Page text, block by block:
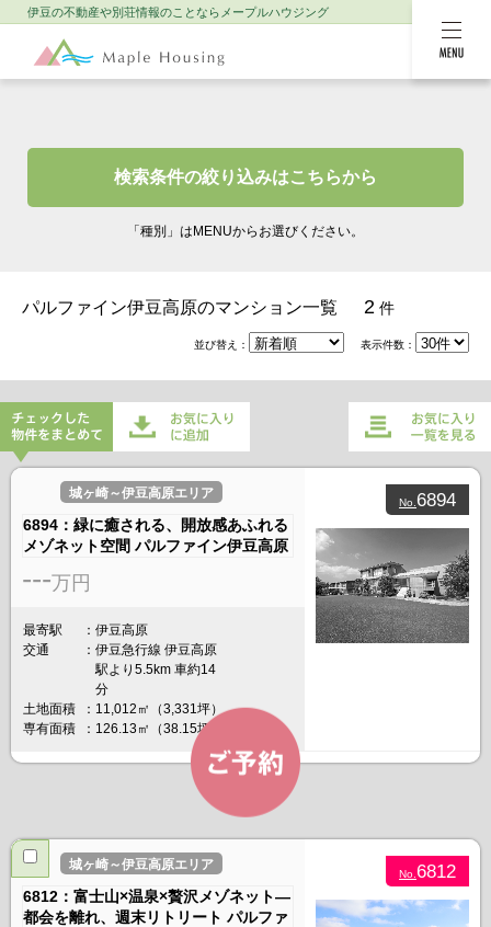
伊豆の不動産や別荘情報のことなら メープルハウジング
検索条件の絞り込みはこちらから
「種別」はMENUからお選びください。
パルファイン伊豆高原のマンション一覧 2 件
並び替え： 表示件数：
チェックした物件をまとめてお
気に入りに追加
お気に入り一覧を
No. 6894
城ヶ崎～伊豆高原エリア
6894：緑に癒される、開放感あふれる
メゾネット空間 パルファイン伊豆高原
---万円
最寄駅
伊豆高原
交通
伊豆急行線 伊豆高原
駅より5.5km 車約14
分
土地面積
11,012㎡（3,331坪）
専有面積
126.13㎡（38.15坪）
No. 6812
城ヶ崎～伊豆高原エリア
6812：富士山×温泉×贅沢メゾネット―
都会を離れ、週末リトリート パルファ